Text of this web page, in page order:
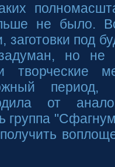
не было.
заготовки под
но не
творческие
период,
от
группа